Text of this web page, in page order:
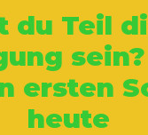
du Teil
ersten
heute